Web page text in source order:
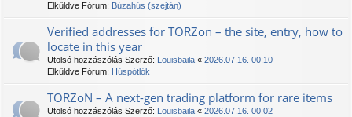
Elküldve Fórum: Búzahús (szejtán)
Verified addresses for TORZon – the site, entry, how to
locate in this year
Utolsó hozzászólás Szerző: Louisbaila « 2026.07.16. 00:10
Elküldve Fórum: Húspótlók
TORZoN – A next-gen trading platform for rare items
Utolsó hozzászólás Szerző: Louisbaila « 2026.07.16. 00:02